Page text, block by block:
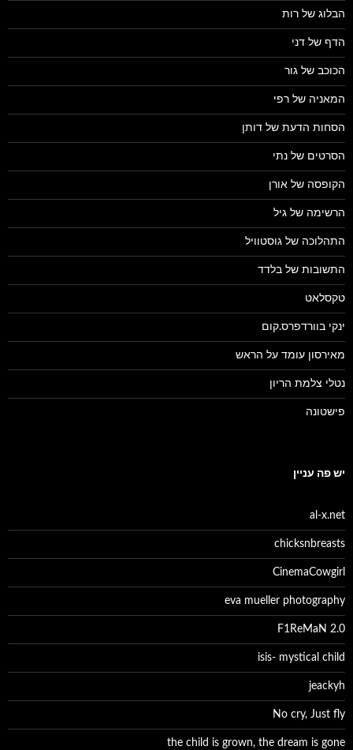
הבלוג של רות
הדף של דני
הכוכב של גור
המאניה של רפי
הסחות הדעת של דותן
הסרטים של נתי
הקופסה של אורן
הרשימה של גיל
התהלוכה של גוסטוויל
התשובות של בלדד
טקסלאט
ינקי בוורדפרס.קום
מאירסון עומד על הראש
נטלי צלמת הריון
פישטונה
יש פה עניין
al-x.net
chicksnbreasts
CinemaCowgirl
eva mueller photography
F1ReMaN 2.0
isis- mystical child
jeackyh
No cry, Just fly
the child is grown, the dream is gone